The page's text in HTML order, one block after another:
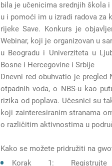
bila je učenicima srednjih škola
u i pomoći im u izradi radova za
rijeke Save. Konkurs je
Webinar, koji je organizovan u
u Beogradu i Univerziteta u
Bosne i Hercegovine i Srbije
Dnevni red obuhvatio je pregled
otpadnih voda, o NBS-u kao
rizika od poplava. Učesnici su
koji zainteresiranim stranama
o različitim aktivnostima u
Kako se možete pridružiti na
Korak 1: